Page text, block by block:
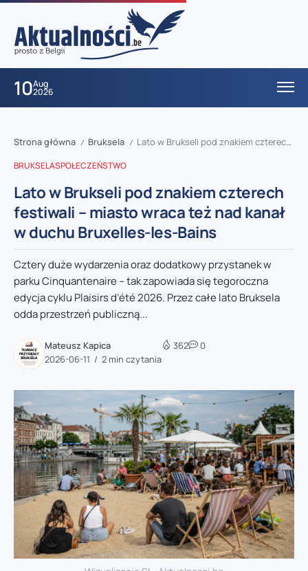
10Aug
2026
Strona główna / Bruksela / Lato w Brukseli pod znakiem czterech festiwali – miasto wraca też nad kanał w duchu Bruxelles-les-Bains
BRUKSELASPOŁECZEŃSTWO
Lato w Brukseli pod znakiem czterech
festiwali – miasto wraca też nad kanał
w duchu Bruxelles-les-Bains
Cztery duże wydarzenia oraz dodatkowy przystanek w
parku Cinquantenaire – tak zapowiada się tegoroczna
edycja cyklu Plaisirs d’été 2026. Przez całe lato Bruksela
odda przestrzeń publiczną...
Mateusz Kapica
2026-06-11
2 min czytania
362 0